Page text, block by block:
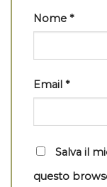
Nome *
Email *
Salva il
questo